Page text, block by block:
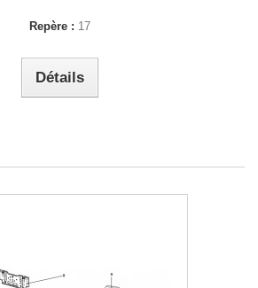
Repère : 17
Détails